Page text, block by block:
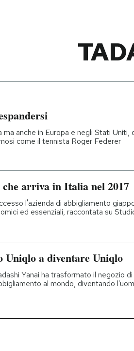
2026
anche in Europa e negli Stati Uniti,
come il tennista Roger Federer
che arriva in Italia nel 2017
l'azienda di abbigliamento
ed essenziali, raccontata su
Uniqlo a diventare Uniqlo
Yanai ha trasformato il negozio di
al mondo, diventando